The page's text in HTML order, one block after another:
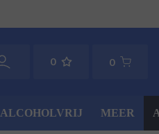
0 0
ALCOHOLVRIJ MEER